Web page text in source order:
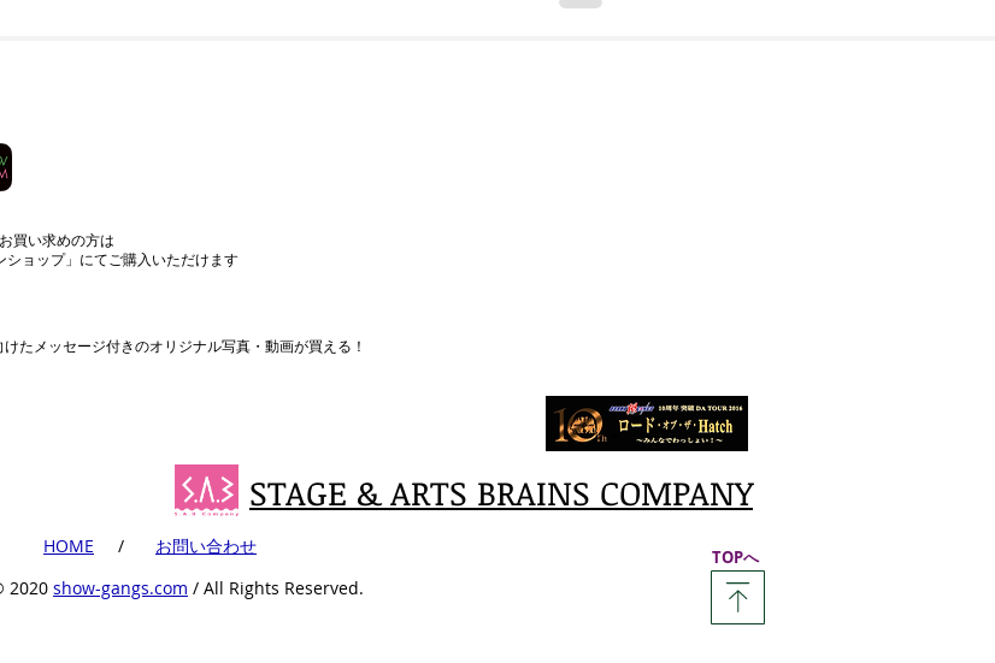
買い求めの方は
ショップ」にてご購入いただけます
たメッセージ付きのオリジナル写真・動画が買える！
STAGE & ARTS BRAINS COMPANY
​HOME ​ /
​お問い合わせ
2020 show-gangs.com / All Rights Reserved.
​TOPへ